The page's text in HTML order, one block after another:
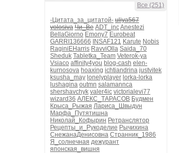
Все (251)
-Цитата_за_цитатой- uliya567
volosiva Чи_Ве ADT_incAnestezi
BellaGiorno Emony7 Eurobeat
GARRI136666
INSAF121 Karute Nobis
RaginiEHarris RavviOlla Saida_70
Sheduk Tabletka_Team Veterok-ya
Vsiaco affinity4you blog-cash elen-
kurnosova hoaxing ichtiandrina justvitek
ksusha_may lonelyplayer lorka-lorka
lushagina outmn salamannca
shershavchyk valer4ic victorialevi77
wizard36 АЛЕКС_ТАРАСОВ Будмен
Крыса_Рыжая Лариса_Швыдун
Марфа_Путятишна
Николай_Кофырин Ретранслятор
Рецепты_и_Рукоделие Рычихина
СнежанаДенисовна Странник_1986
Я_солнечная дежурант
японская_вишня